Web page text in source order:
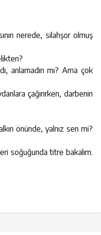
nerede, silahşor olmuş
anlamadın mı? Ama çok
çağırırken, darbenin
önünde, yalnız sen mi?
soğuğunda titre bakalım.